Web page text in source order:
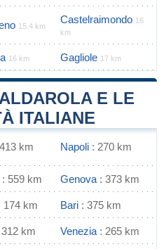
15.4 km
Castelraimondo 16
km
16 km Gagliole 17 km
E LE
ITALIANE
km Napoli : 270 km
: 559 km Genova : 373 km
174 km Bari : 375 km
312 km Venezia : 265 km